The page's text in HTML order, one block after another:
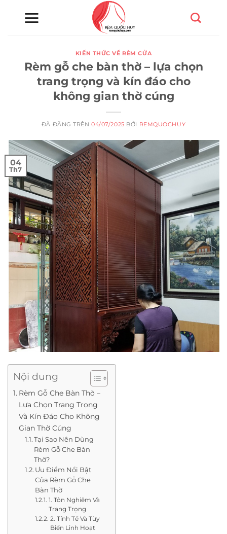
KIẾN THỨC VỀ RÈM CỬA
Rèm gỗ che bàn thờ – lựa chọn
trang trọng và kín đáo cho
không gian thờ cúng
ĐÃ ĐĂNG TRÊN04/07/2025 BỞI REMQUOCHUY
04
Th7
Nội dung
Rèm Gỗ Che Bàn Thờ –
Lựa Chọn Trang Trọng
Và Kín Đáo Cho Không
Gian Thờ Cúng
Tại Sao Nên Dùng
Rèm Gỗ Che Bàn
Thờ?
Ưu Điểm Nổi Bật
Của Rèm Gỗ Che
Bàn Thờ
1. Tôn Nghiêm Và
Trang Trọng
2. Tính Tế Và Tùy
Biến Linh Hoạt